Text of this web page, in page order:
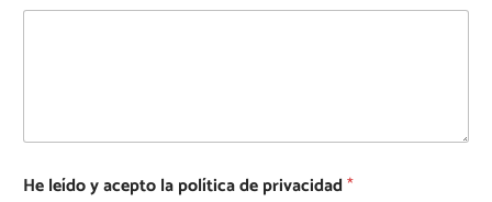
He leído y acepto la política de privacidad*